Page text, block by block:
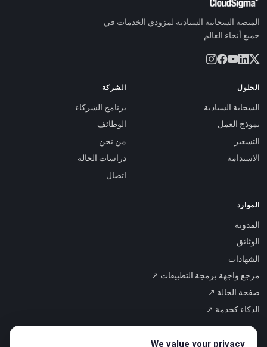
المنصة السحابية السيادية لمزودي الخدمات في
جميع أنحاء العالم.
الحلول
السحابة السيادية
نموذج العمل
التسعير
الاستدامة
الشركة
برنامج الشركاء
الوظائف
من نحن
دراسات الحالة
اتصال
الموارد
المدونة
الوثائق
الشهادات
مرجع واجهة برمجة التطبيقات ↗
صفحة الحالة ↗
الذكاء كخدمة ↗
We value your privacy